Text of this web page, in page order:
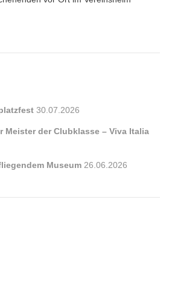
30.07.2026
Meister der Clubklasse – Viva Italia
Museum 26.06.2026